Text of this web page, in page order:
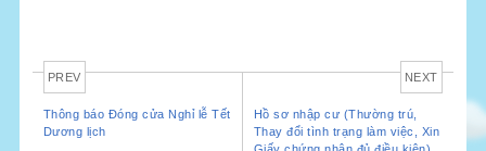
PREV
Thông báo Đóng cửa Nghỉ lễ Tết
Dương lịch
NEXT
Hồ sơ nhập cư (Thường trú,
Thay đổi tình trạng làm việc, Xin